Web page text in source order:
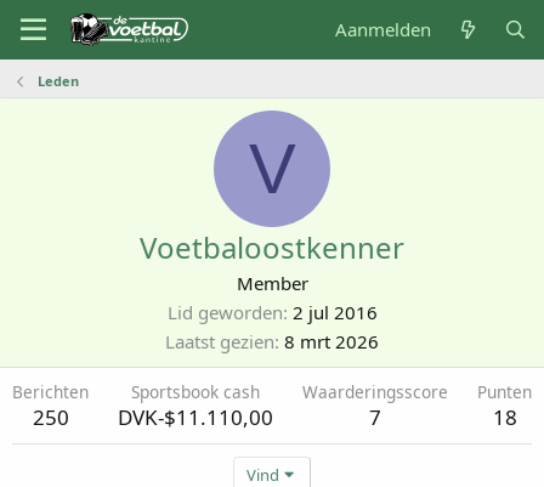
Aanmelden
Leden
V
Voetbaloostkenner
Member
Lid geworden 2 jul 2016
Laatst gezien 8 mrt 2026
Berichten
250
Sportsbook cash
DVK-$11.110,00
Waarderingsscore
7
Punten
18
Vind